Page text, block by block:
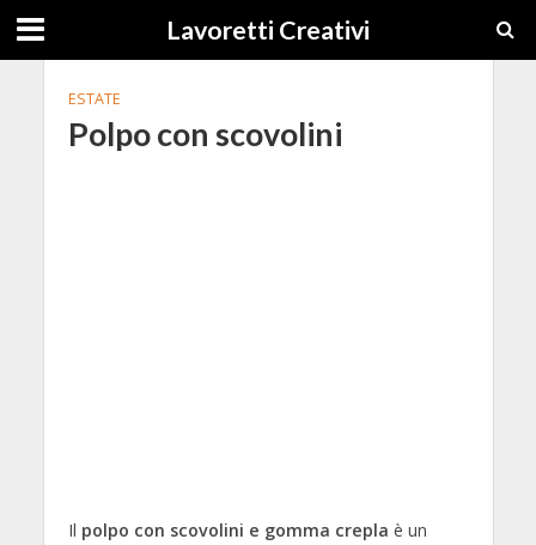
Lavoretti Creativi
ESTATE
Polpo con scovolini
Il polpo con scovolini e gomma crepla è un